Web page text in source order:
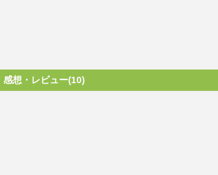
感想・レビュー(10)